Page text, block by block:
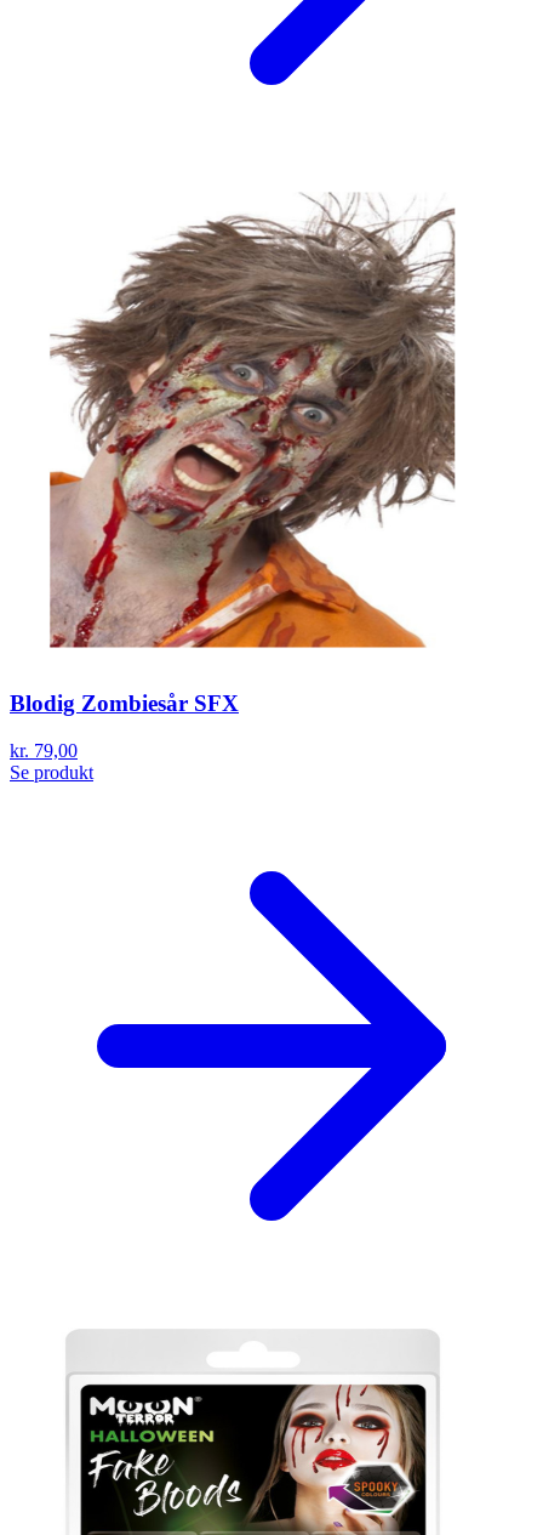
Blodig Zombiesår SFX
kr. 79,00
Se produkt